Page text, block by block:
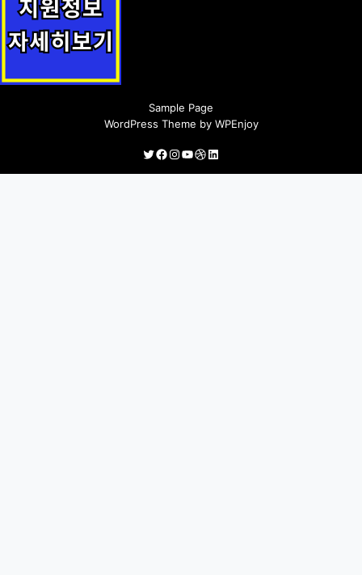
Sample Page
WordPress Theme by WPEnjoy
Twitter
Facebook
Instagram
YouTube
Dribbble
LinkedIn